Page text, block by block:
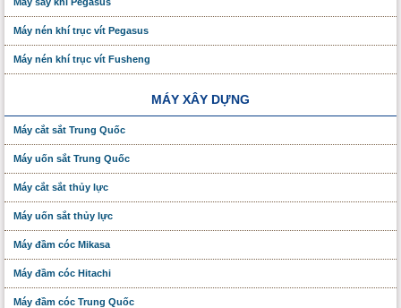
Máy nén khí trục vít Pegasus
Máy nén khí trục vít Fusheng
MÁY XÂY DỰNG
Máy cắt sắt Trung Quốc
Máy uốn sắt Trung Quốc
Máy cắt sắt thủy lực
Máy uốn sắt thủy lực
Máy đầm cóc Mikasa
Máy đầm cóc Hitachi
Máy đầm cóc Trung Quốc